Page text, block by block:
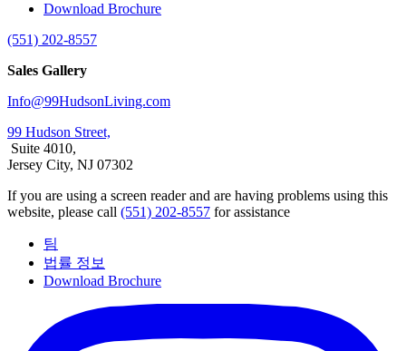
Download Brochure
(551) 202-8557
Sales Gallery
Info@99HudsonLiving.com
99 Hudson Street,
Suite 4010,
Jersey City, NJ 07302
If you are using a screen reader and are having problems using this
website, please call (551) 202-8557 for assistance
팀
법률 정보
Download Brochure